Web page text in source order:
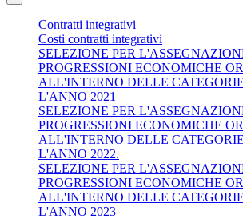
Contratti integrativi
Costi contratti integrativi
SELEZIONE PER
PROGRESSIONI ECONOMICHE
ALL'INTERNO DELLE
L'ANNO 2021
SELEZIONE PER
PROGRESSIONI ECONOMICHE
ALL'INTERNO DELLE
L'ANNO 2022.
SELEZIONE PER
PROGRESSIONI ECONOMICHE
ALL'INTERNO DELLE
L'ANNO 2023